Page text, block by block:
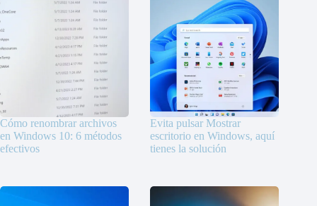
Cómo renombrar archivos
en Windows 10: 6 métodos
efectivos
Evita pulsar Mostrar
escritorio en Windows, aquí
tienes la solución